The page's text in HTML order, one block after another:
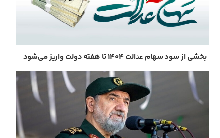
بخشی از سود سهام عدالت ۱۴۰۴ تا هفته دولت واریز می‌شود